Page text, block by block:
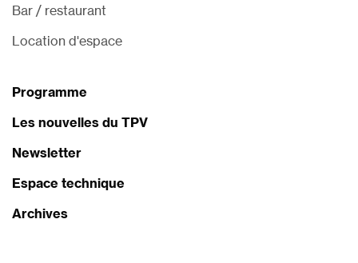
Bar / restaurant
Location d'espace
Programme
Les nouvelles du TPV
Newsletter
Espace technique
Archives